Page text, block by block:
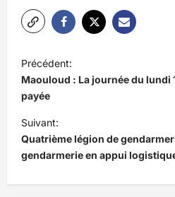
a
v
i
g
a
t
Précédent:
Maouloud : La journée du lundi
payée
Suivant:
Quatrième légion de
gendarmerie en appui